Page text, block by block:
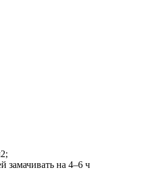
замачивать на 4–6 ч